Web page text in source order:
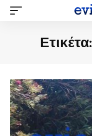
Ετικέτα: